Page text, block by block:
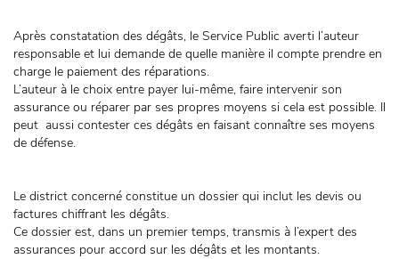
Après constatation des dégâts, le Service Public averti l’auteur
responsable et lui demande de quelle manière il compte prendre en
charge le paiement des réparations.
L’auteur à le choix entre payer lui-même, faire intervenir son
assurance ou réparer par ses propres moyens si cela est possible. Il
peut aussi contester ces dégâts en faisant connaître ses moyens
de défense.
Le district concerné constitue un dossier qui inclut les devis ou
factures chiffrant les dégâts.
Ce dossier est, dans un premier temps, transmis à l’expert des
assurances pour accord sur les dégâts et les montants.